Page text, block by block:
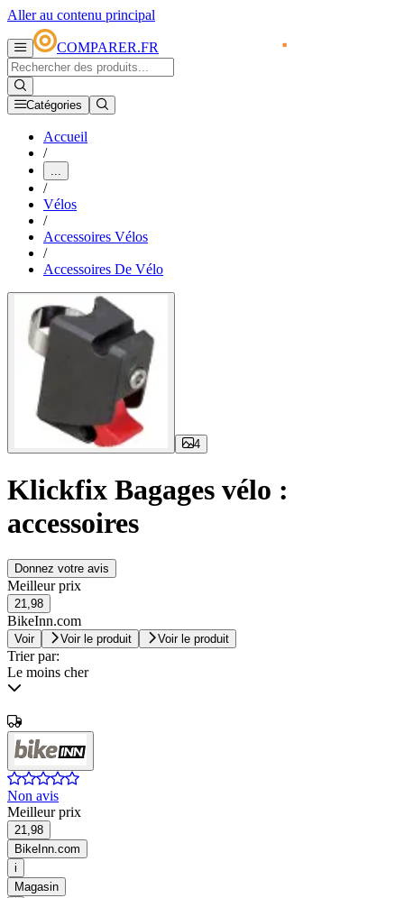
Aller au contenu principal
COMPARER.FR
Catégories
Accueil
/
...
/
Vélos
/
Accessoires Vélos
/
Accessoires De Vélo
4
Klickfix Bagages vélo :
accessoires
Donnez votre avis
Meilleur prix
21,98
BikeInn.com
Voir Voir le produit Voir le produit
Trier par:
Le moins cher
Non avis
Meilleur prix
21,98
BikeInn.com
i
Magasin